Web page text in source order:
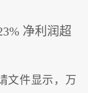
净利润超
文件显示，万